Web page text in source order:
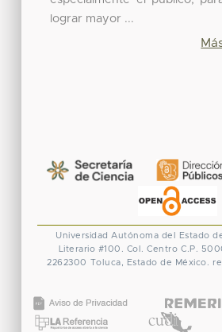
lograr mayor ...
Universidad Autónoma del Estado
Literario #100. Col. Centro C.P.
2262300 Toluca, Estado de México.